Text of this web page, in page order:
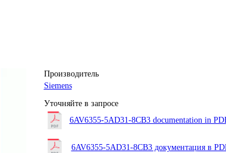
Производитель
Siemens
Уточняйте в запросе
6AV6355-5AD31-8CB3 documentation in
6AV6355-5AD31-8CB3 документация в